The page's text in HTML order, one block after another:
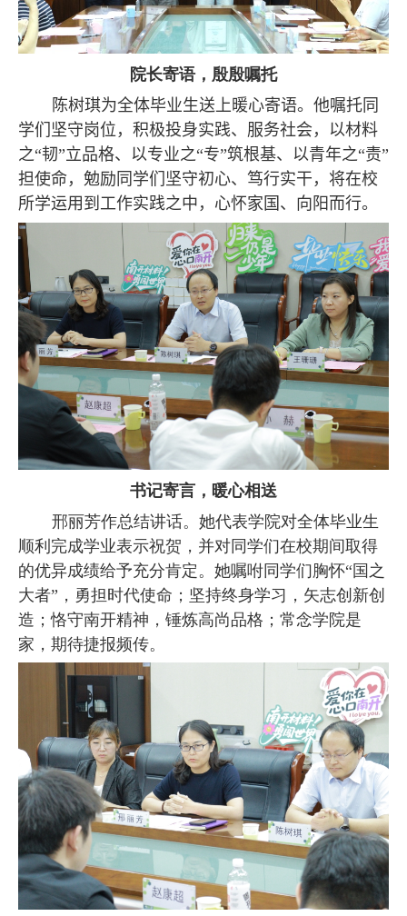
院长寄语，殷殷嘱托
陈树琪为全体毕业生送上暖心寄语。他嘱托同
学们坚守岗位，积极投身实践、服务社会，以材料
之“韧”立品格、以专业之“专”筑根基、以青年之“责”
担使命， 勉励同学们坚守初心、笃行实干，将在校
所学运用到工作实践之中，心怀家国、向阳而行。
书记寄言，暖心相送
邢丽芳作总结讲话。她代表学院对全体毕业生
顺利完成学业表示祝贺，并对同学们在校期间取得
的优异成绩给予充分肯定。她嘱咐同学们胸怀“国之
大者”，勇担时代使命；坚持终身学习，矢志创新创
造；恪守南开精神，锤炼高尚品格；常念学院是
家，期待捷报频传。